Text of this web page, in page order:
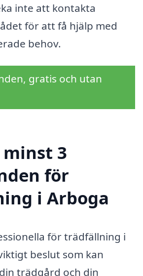
inte att kontakta
för att få hjälp med
behov.
gratis och utan
3
för
i Arboga
för trädfällning i
beslut som kan
trädgård och din